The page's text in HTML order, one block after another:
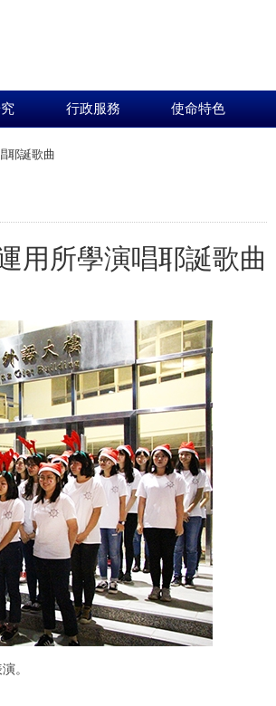
行政服務 使命特色
耶誕歌曲
用所學演唱耶誕歌曲
。